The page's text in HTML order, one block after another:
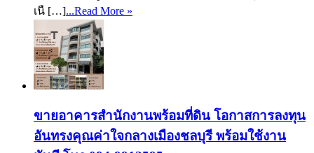
เนื […]...Read More »
ขายอาคารสำนักงานพร้อมที่ดิน โอกาสการลงทุน
อันทรงคุณค่าใจกลางเมืองชลบุรี พร้อมใช้งาน